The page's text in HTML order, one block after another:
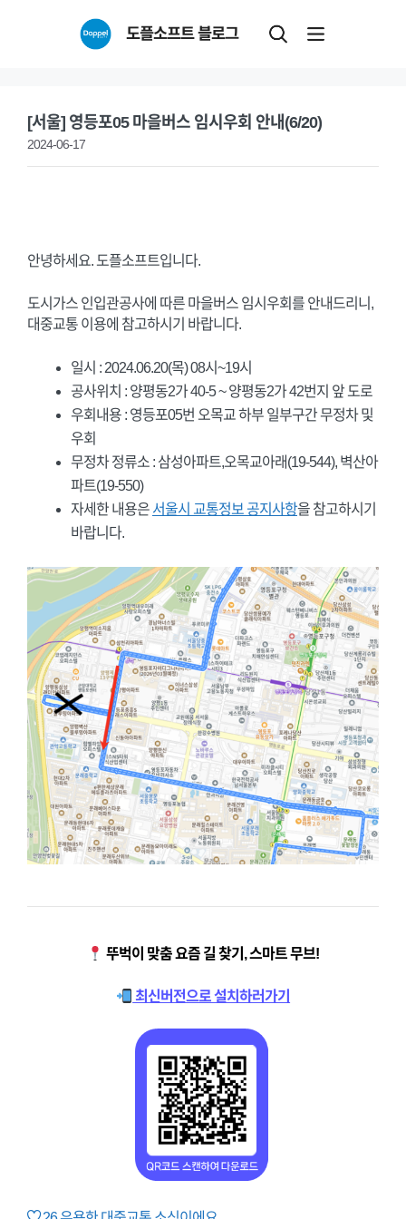
도플소프트 블로그
[서울] 영등포05 마을버스 임시우회 안내(6/20)
2024-06-17
안녕하세요. 도플소프트입니다.
도시가스 인입관공사에 따른 마을버스 임시우회를 안내드리니,
대중교통 이용에 참고하시기 바랍니다.
일시 : 2024.06.20(목) 08시~19시
공사위치 : 양평동2가 40-5 ~ 양평동2가 42번지 앞 도로
우회내용 : 영등포05번 오목교 하부 일부구간 무정차 및
우회
무정차 정류소 : 삼성아파트,오목교아래(19-544), 벽산아
파트(19-550)
자세한 내용은 서울시 교통정보 공지사항을 참고하시기
바랍니다.
뚜벅이 맞춤 요즘 길 찾기, 스마트 무브!
최신버전으로 설치하러가기